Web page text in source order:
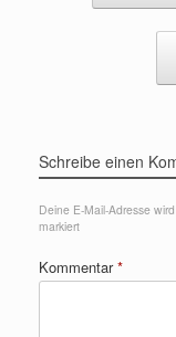
Schreibe einen
Deine E-Mail-Adresse
markiert
Kommentar*